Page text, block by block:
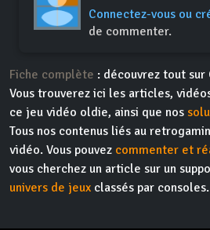
Connectez-vous ou
de commenter.
Fiche complète : découvrez tout sur
Vous trouverez ici les articles,
ce jeu vidéo oldie, ainsi que nos
Tous nos contenus liés au
vidéo. Vous pouvez commenter et
vous cherchez un article sur un
univers de jeux classés par consoles.